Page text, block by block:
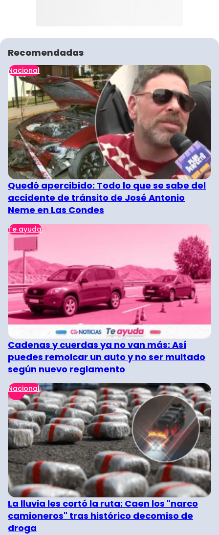
Recomendadas
Nacional
Quedó apercibido: Todo lo que se sabe del
accidente de tránsito de José Antonio
Neme en Las Condes
Te ayuda
Cadenas y cuerdas ya no van más: Así
puedes remolcar un auto y no ser multado
según nuevo reglamento
Nacional
La lluvia les cortó la ruta: Caen los "narco
camioneros" tras histórico decomiso de
droga